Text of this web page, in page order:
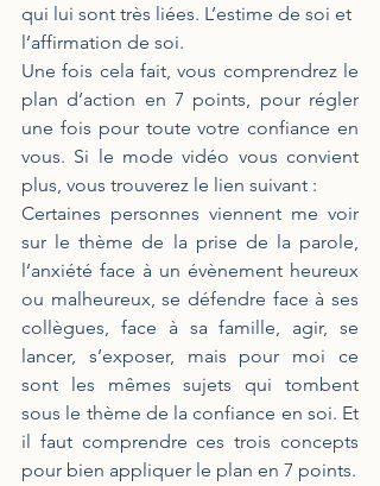
qui lui sont très liées. L’estime de soi et
l’affirmation de soi.
Une fois cela fait, vous comprendrez le
plan d’action en 7 points, pour régler
une fois pour toute votre confiance en
vous. Si le mode vidéo vous convient
plus, vous trouverez le lien suivant :
Certaines personnes viennent me voir
sur le thème de la prise de la parole,
l’anxiété face à un évènement heureux
ou malheureux, se défendre face à ses
collègues, face à sa famille, agir, se
lancer, s’exposer, mais pour moi ce
sont les mêmes sujets qui tombent
sous le thème de la confiance en soi. Et
il faut comprendre ces trois concepts